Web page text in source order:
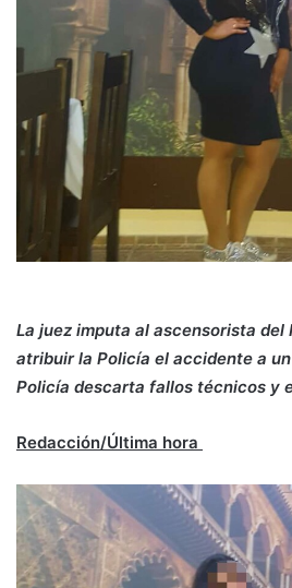
La juez imputa al ascensorista del
atribuir la Policía el accidente a
Policía descarta fallos técnicos y
Redacción/Última hora